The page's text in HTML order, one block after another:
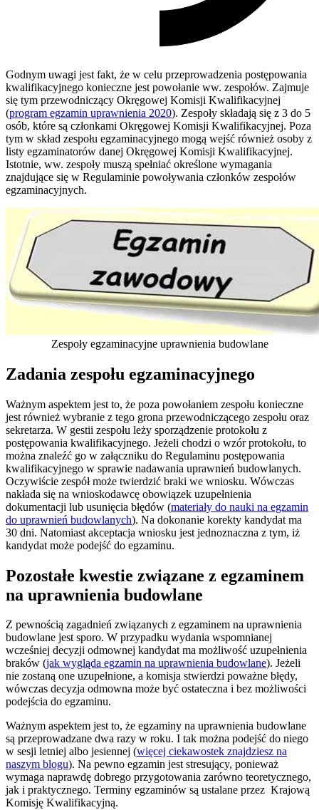
Godnym uwagi jest fakt, że w celu przeprowadzenia postępowania
kwalifikacyjnego konieczne jest powołanie ww. zespołów. Zajmuje
się tym przewodniczący Okręgowej Komisji Kwalifikacyjnej
(program egzamin uprawnienia 2020). Zespoły składają się z 3 do 5
osób, które są członkami Okręgowej Komisji Kwalifikacyjnej. Poza
tym w skład zespołu egzaminacyjnego mogą wejść również osoby z
listy egzaminatorów danej Okręgowej Komisji Kwalifikacyjnej.
Istotnie, ww. zespoły muszą spełniać określone wymagania
znajdujące się w Regulaminie powoływania członków zespołów
egzaminacyjnych.
Zespoły egzaminacyjne uprawnienia budowlane
Zadania zespołu egzaminacyjnego
Ważnym aspektem jest to, że poza powołaniem zespołu konieczne
jest również wybranie z tego grona przewodniczącego zespołu oraz
sekretarza. W gestii zespołu leży sporządzenie protokołu z
postępowania kwalifikacyjnego. Jeżeli chodzi o wzór protokołu, to
można znaleźć go w załączniku do Regulaminu postępowania
kwalifikacyjnego w sprawie nadawania uprawnień budowlanych.
Oczywiście zespół może twierdzić braki we wniosku. Wówczas
nakłada się na wnioskodawcę obowiązek uzupełnienia
dokumentacji lub usunięcia błędów (materiały do nauki na egzamin
do uprawnień budowlanych). Na dokonanie korekty kandydat ma
30 dni. Natomiast akceptacja wniosku jest jednoznaczna z tym, iż
kandydat może podejść do egzaminu.
Pozostałe kwestie związane z egzaminem
na uprawnienia budowlane
Z pewnością zagadnień związanych z egzaminem na uprawnienia
budowlane jest sporo. W przypadku wydania wspomnianej
wcześniej decyzji odmownej kandydat ma możliwość uzupełnienia
braków (jak wygląda egzamin na uprawnienia budowlane). Jeżeli
nie zostaną one uzupełnione, a komisja stwierdzi poważne błędy,
wówczas decyzja odmowna może być ostateczna i bez możliwości
podejścia do egzaminu.
Ważnym aspektem jest to, że egzaminy na uprawnienia budowlane
są przeprowadzane dwa razy w roku. I tak można podejść do niego
w sesji letniej albo jesiennej (więcej ciekawostek znajdziesz na
naszym blogu). Na pewno egzamin jest stresujący, ponieważ
wymaga naprawdę dobrego przygotowania zarówno teoretycznego,
jak i praktycznego. Terminy egzaminów są ustalane przez Krajową
Komisję Kwalifikacyjną.